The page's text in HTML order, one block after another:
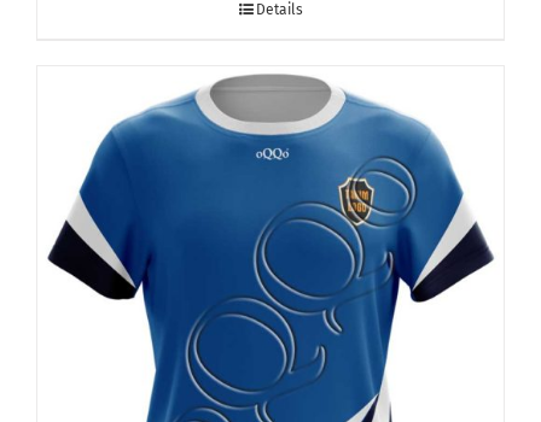
Details